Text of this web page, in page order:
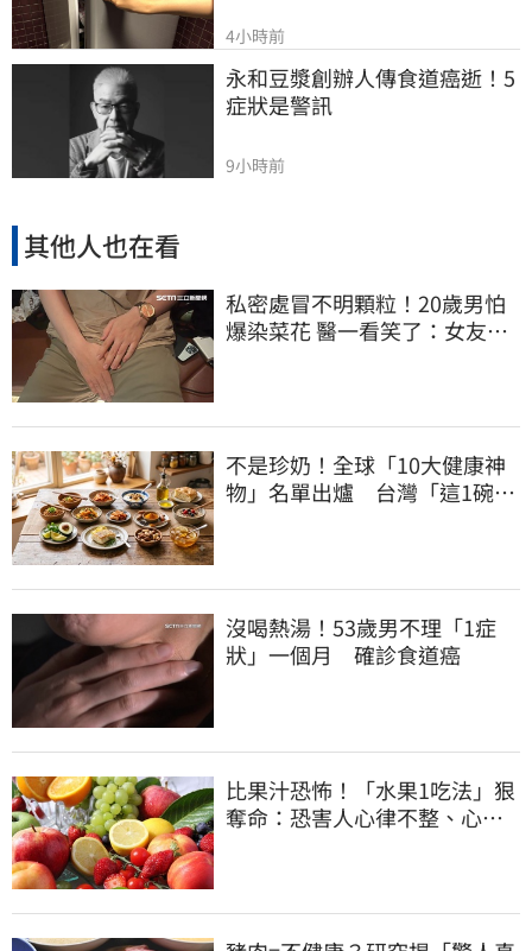
4小時前
永和豆漿創辦人傳食道癌逝！5
症狀是警訊
9小時前
其他人也在看
私密處冒不明顆粒！20歲男怕
爆染菜花 醫一看笑了：女友常
不是珍奶！全球「10大健康神
物」名單出爐 台灣「這1碗」
沒喝熱湯！53歲男不理「1症
狀」一個月 確診食道癌
比果汁恐怖！「水果1吃法」狠
奪命：恐害人心律不整、心臟